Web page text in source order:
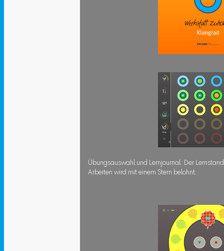
Übungsauswahl und Lernjournal: Der
Arbeiten wird mit einem Stern belohnt.